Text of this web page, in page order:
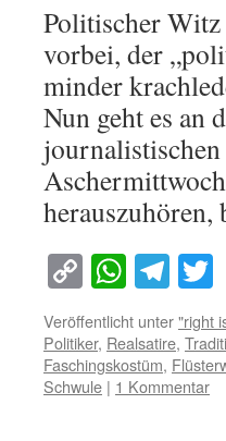
Politischer
vorbei, der
minder
Nun geht es an
journalistischen
Copy
Link
Veröffentlicht unter"right
Politiker, Realsatire,
Faschingskostüm,
Schwule | 1 Kommentar